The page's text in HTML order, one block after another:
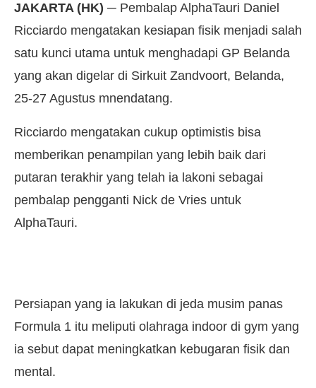
JAKARTA (HK) ─ Pembalap AlphaTauri Daniel
Ricciardo mengatakan kesiapan fisik menjadi salah
satu kunci utama untuk menghadapi GP Belanda
yang akan digelar di Sirkuit Zandvoort, Belanda,
25-27 Agustus mnendatang.
Ricciardo mengatakan cukup optimistis bisa
memberikan penampilan yang lebih baik dari
putaran terakhir yang telah ia lakoni sebagai
pembalap pengganti Nick de Vries untuk
AlphaTauri.
Persiapan yang ia lakukan di jeda musim panas
Formula 1 itu meliputi olahraga indoor di gym yang
ia sebut dapat meningkatkan kebugaran fisik dan
mental.